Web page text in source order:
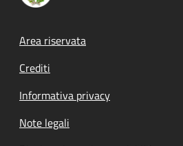
Footer menu
Area riservata
Crediti
Informativa privacy
Note legali